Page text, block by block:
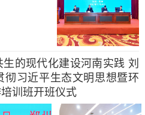
的现代化建设河南实践 刘
彻习近平生态文明思想暨环
训班开班仪式